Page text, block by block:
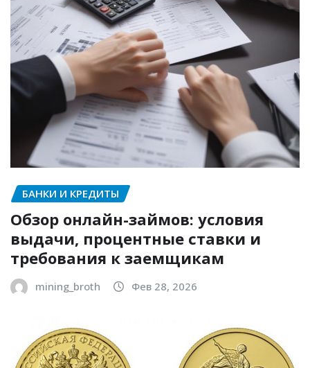
БАНКИ И КРЕДИТЫ
Обзор онлайн-займов: условия
выдачи, процентные ставки и
требования к заемщикам
mining_broth Фев 28, 2026